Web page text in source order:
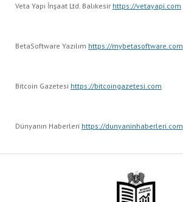
Veta Yapı İnşaat Ltd. Balıkesir https://vetayapi.com
BetaSoftware Yazılım https://mybetasoftware.com
Bitcoin Gazetesi https://bitcoingazetesi.com
Dünyanın Haberleri https://dunyaninhaberleri.com